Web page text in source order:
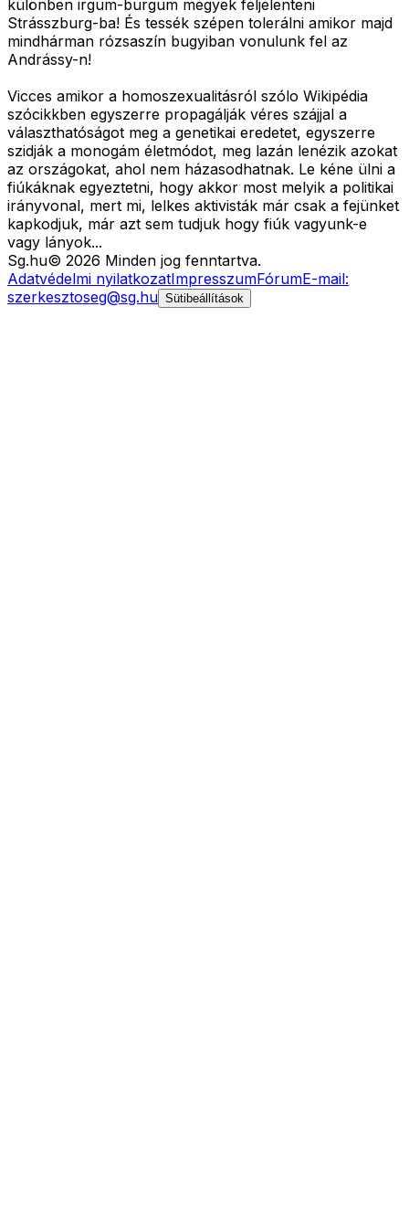
különben irgum-burgum megyek feljelenteni
Strásszburg-ba! És tessék szépen tolerálni amikor majd
mindhárman rózsaszín bugyiban vonulunk fel az
Andrássy-n!
Vicces amikor a homoszexualitásról szólo Wikipédia
szócikkben egyszerre propagálják véres szájjal a
választhatóságot meg a genetikai eredetet, egyszerre
szidják a monogám életmódot, meg lazán lenézik azokat
az országokat, ahol nem házasodhatnak. Le kéne ülni a
fiúkáknak egyeztetni, hogy akkor most melyik a politikai
irányvonal, mert mi, lelkes aktivisták már csak a fejünket
kapkodjuk, már azt sem tudjuk hogy fiúk vagyunk-e
vagy lányok...
Sg.hu© 2026 Minden jog fenntartva.
Adatvédelmi nyilatkozatImpresszumFórumE-mail:
szerkesztoseg@sg.hu Sütibeállítások